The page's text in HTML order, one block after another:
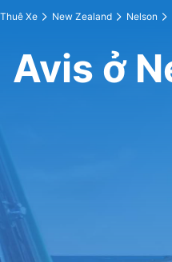
Thuê Xe New Zealand Nelson
Avis ở